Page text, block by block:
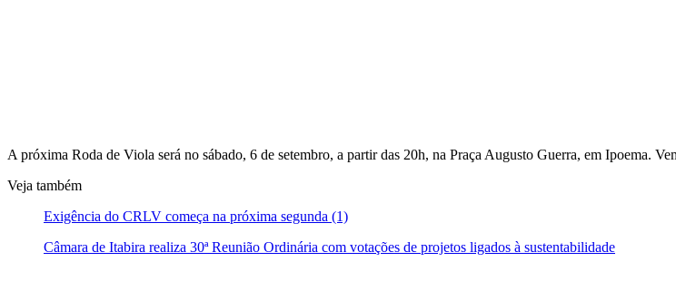
A próxima Roda de Viola será no sábado, 6 de setembro, a partir das 20h, na Praça Augusto Guerra, em Ipoema.
Veja também
Exigência do CRLV começa na próxima segunda (1)
Câmara de Itabira realiza 30ª Reunião Ordinária com votações de projetos ligados à sustentabilidade